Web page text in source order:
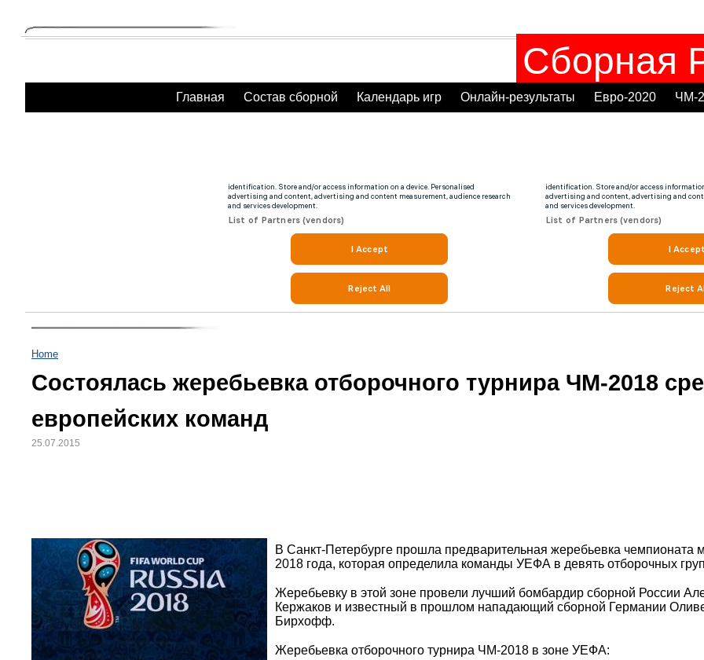
Сборная
Главная Состав сборной Календарь игр Онлайн-результаты Евро-2020 ЧМ-
Home
Состоялась жеребьевка отборочного турнира ЧМ-2018
европейских команд
25.07.2015
В Санкт-Петербурге прошла предварительная жеребьевка чемпионата
2018 года, которая определила команды УЕФА в девять отборочных
Жеребьевку в этой зоне провели лучший бомбардир сборной России
Кержаков и известный в прошлом нападающий сборной Германии
Бирхофф.
Жеребьевка отборочного турнира ЧМ-2018 в зоне УЕФА: